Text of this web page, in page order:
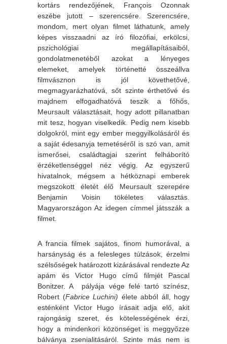
kortárs rendezőjének, François Ozonnak
eszébe jutott – szerencsére. Szerencsére,
mondom, mert olyan filmet láthatunk, amely
képes visszaadni az író filozófiai, erkölcsi,
pszichológiai megállapításaiból,
gondolatmenetéből azokat a lényeges
elemeket, amelyek történetté összeállva
filmvásznon is jól követhetővé,
megmagyarázhatóvá, sőt szinte érthetővé és
majdnem elfogadhatóvá teszik a főhős,
Meursault választásait, hogy adott pillanatban
mit tesz, hogyan viselkedik. Pedig nem kisebb
dolgokról, mint egy ember meggyilkolásáról és
a saját édesanyja temetéséről is szó van, amit
ismerősei, családtagjai szerint felháborító
érzéketlenséggel néz végig. Az egyszerű
hivatalnok, mégsem a hétköznapi emberek
megszokott életét élő Meursault szerepére
Benjamin Voisin tökéletes választás.
Magyarországon Az idegen címmel játsszák a
filmet.
A francia filmek sajátos, finom humorával, a
harsányság és a felesleges túlzások, érzelmi
szélsőségek határozott kizárásával rendezte Az
apám és Victor Hugo című filmjét Pascal
Bonitzer. A pályája vége felé tartó színész,
Robert (Fabrice Luchini) élete abból áll, hogy
esténként Victor Hugo írásait adja elő, akit
rajongásig szeret, és kötelességének érzi,
hogy a mindenkori közönséget is meggyőzze
bálványa zsenialitásáról. Szinte más nem is